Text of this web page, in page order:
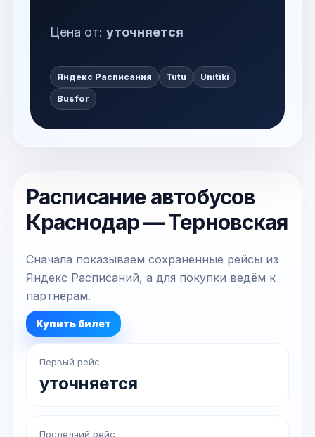
Цена от: уточняется
Яндекс Расписания Tutu Unitiki
Busfor
Расписание автобусов
Краснодар — Терновская
Сначала показываем сохранённые рейсы из
Яндекс Расписаний, а для покупки ведём к
партнёрам.
Купить билет
Первый рейс
уточняется
Последний рейс